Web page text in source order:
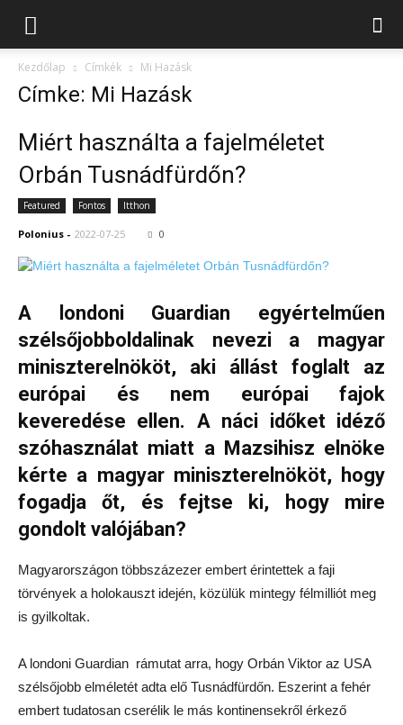
Kezdőlap Címkék Mi Hazásk
Címke: Mi Hazásk
Miért használta a fajelméletet
Orbán Tusnádfürdőn?
Featured Fontos Itthon
Polonius - 2022-07-25 0
A londoni Guardian egyértelműen
szélsőjobboldalinak nevezi a magyar
miniszterelnököt, aki állást foglalt az
európai és nem európai fajok
keveredése ellen. A náci időket idéző
szóhasználat miatt a Mazsihisz elnöke
kérte a magyar miniszterelnököt, hogy
fogadja őt, és fejtse ki, hogy mire
gondolt valójában?
Magyarországon többszázezer embert érintettek a faji
törvények a holokauszt idején, közülük mintegy félmilliót meg
is gyilkoltak.
A londoni Guardian rámutat arra, hogy Orbán Viktor az USA
szélsőjobb elméletét adta elő Tusnádfürdőn. Eszerint a fehér
embert tudatosan cserélik le más kontinensekről érkező